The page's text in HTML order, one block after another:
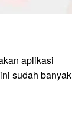
aplikasi
sudah banyak